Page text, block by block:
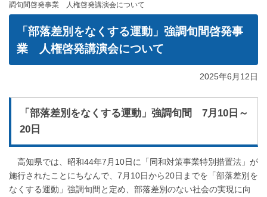
調旬間啓発事業 人権啓発講演会について
「部落差別をなくする運動」強調旬間啓発事
業 人権啓発講演会について
2025年6月12日
「部落差別をなくする運動」強調旬間 7月10日～
20日
高知県では、昭和44年7月10日に「同和対策事業特別措置法」が
施行されたことにちなんで、7月10日から20日までを「部落差別を
なくする運動」強調旬間と定め、部落差別のない社会の実現に向